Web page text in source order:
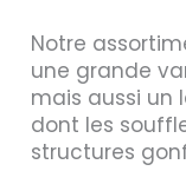
Notre
une grande
mais aussi un
dont les
structures